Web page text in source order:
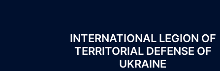
INTERNATIONAL LEGION OF
TERRITORIAL DEFENSE OF
UKRAINE